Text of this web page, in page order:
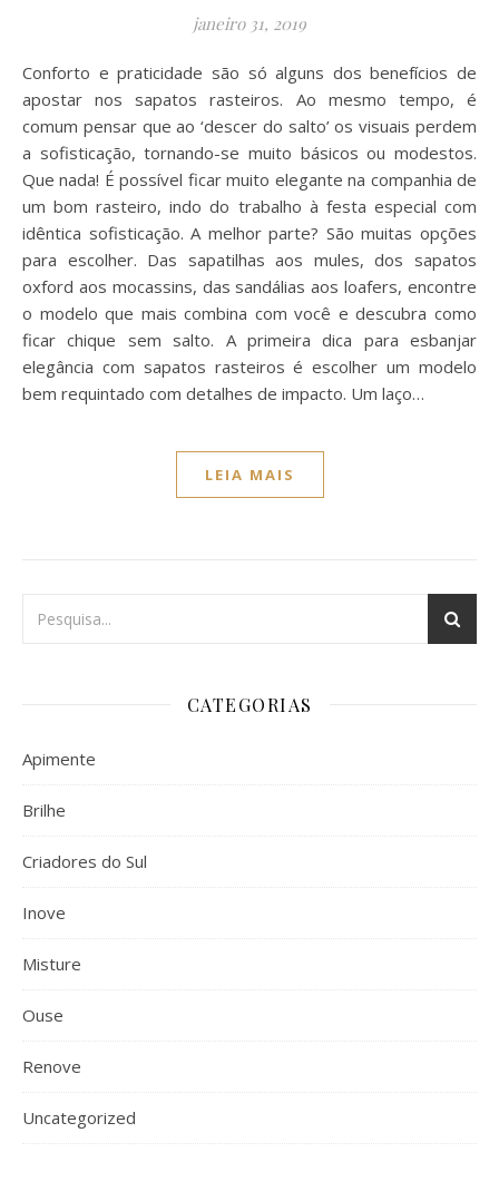
janeiro 31, 2019
Conforto e praticidade são só alguns dos benefícios de
apostar nos sapatos rasteiros. Ao mesmo tempo, é
comum pensar que ao ‘descer do salto’ os visuais perdem
a sofisticação, tornando-se muito básicos ou modestos.
Que nada! É possível ficar muito elegante na companhia de
um bom rasteiro, indo do trabalho à festa especial com
idêntica sofisticação. A melhor parte? São muitas opções
para escolher. Das sapatilhas aos mules, dos sapatos
oxford aos mocassins, das sandálias aos loafers, encontre
o modelo que mais combina com você e descubra como
ficar chique sem salto. A primeira dica para esbanjar
elegância com sapatos rasteiros é escolher um modelo
bem requintado com detalhes de impacto. Um laço…
LEIA MAIS
CATEGORIAS
Apimente
Brilhe
Criadores do Sul
Inove
Misture
Ouse
Renove
Uncategorized